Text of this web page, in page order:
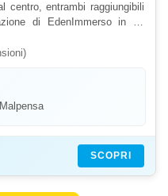
centro, entrambi raggiungibili
di EdenImmerso in un
SCOPRI